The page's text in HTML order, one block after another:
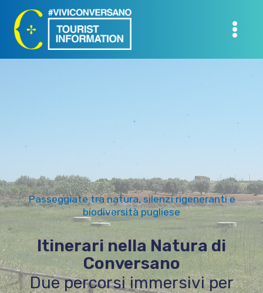
contenuto
Passeggiate tra natura, silenzi rigeneranti e
biodiversità pugliese
Itinerari nella Natura di
Conversano
Due percorsi immersivi per